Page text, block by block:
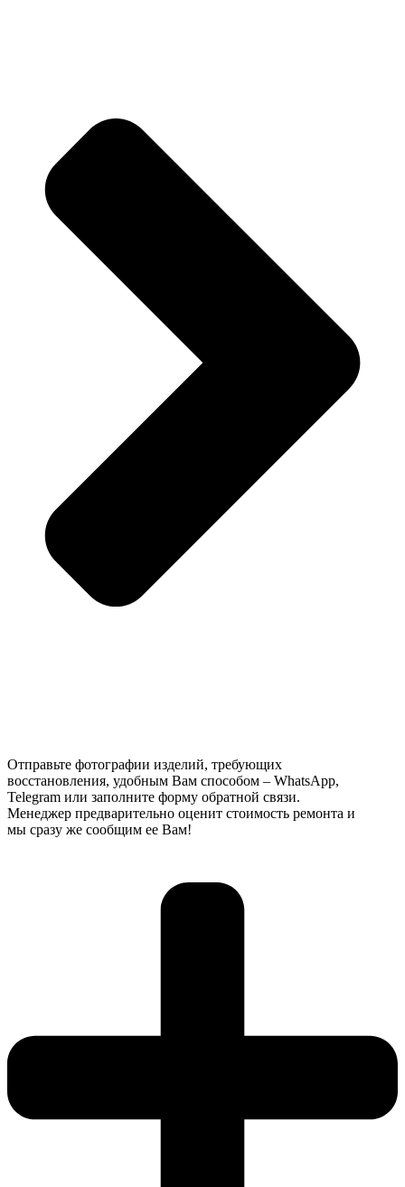
Отправьте фотографии изделий, требующих
восстановления, удобным Вам способом – WhatsApp,
Telegram или заполните форму обратной связи.
Менеджер предварительно оценит стоимость ремонта и
мы сразу же сообщим ее Вам!